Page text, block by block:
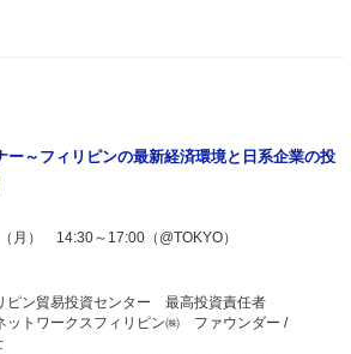
ー～フィリピンの最新経済環境と日系企業の投
月） 14:30～17:00（@TOKYO）
ピン貿易投資センター 最高投資責任者
ットワークスフィリピン㈱ ファウンダー /